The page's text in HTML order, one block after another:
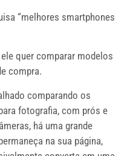
“melhores smartphones
quer comparar modelos
compra.
comparando os
fotografia, com prós e
há uma grande
na sua página,